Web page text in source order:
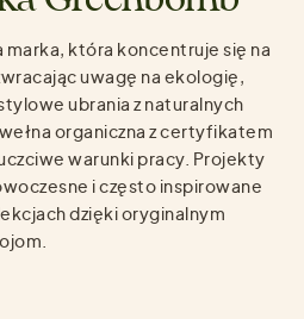
która koncentruje się na
uwagę na ekologię,
ubrania z naturalnych
organiczna z certyfikatem
warunki pracy. Projekty
i często inspirowane
dzięki oryginalnym